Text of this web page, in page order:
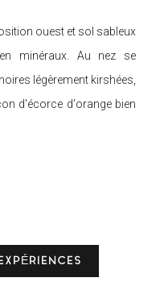
ouest et sol sableux
minéraux. Au nez se
légèrement kirshées,
d'écorce d'orange bien